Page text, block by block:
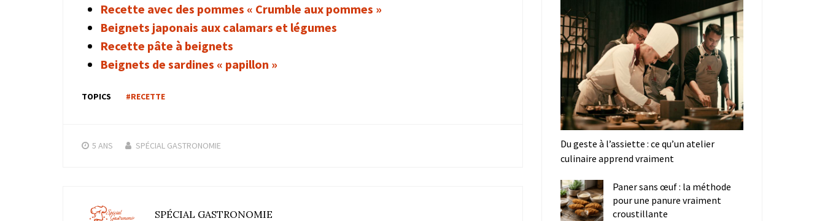
Recette avec des pommes « Crumble aux pommes »
Beignets japonais aux calamars et légumes
Recette pâte à beignets
Beignets de sardines « papillon »
TOPICS #RECETTE
5 ANS SPÉCIAL GASTRONOMIE
SPÉCIAL GASTRONOMIE
Du geste à l’assiette : ce qu’un atelier
culinaire apprend vraiment
Paner sans œuf : la méthode
pour une panure vraiment
croustillante